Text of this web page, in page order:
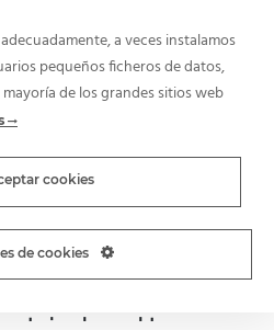
a veces instalamos
pequeños ficheros de datos,
de los grandes sitios web
cookies
de cookies